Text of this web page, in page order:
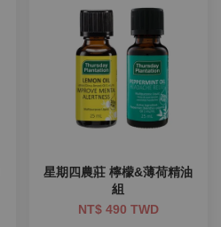
星期四農莊 檸檬&薄荷精油
組
NT$ 490 TWD